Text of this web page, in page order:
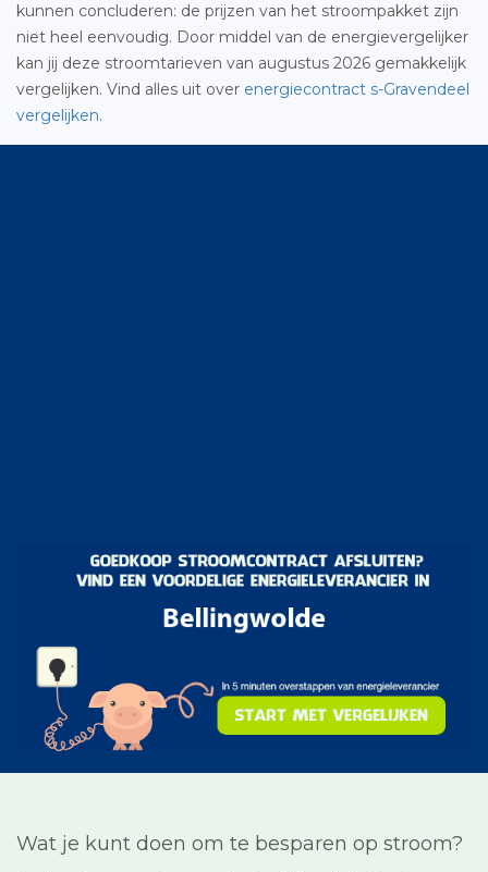
kunnen concluderen: de prijzen van het stroompakket zijn
niet heel eenvoudig. Door middel van de energievergelijker
kan jij deze stroomtarieven van augustus 2026 gemakkelijk
vergelijken. Vind alles uit over energiecontract s-Gravendeel
vergelijken.
Wat je kunt doen om te besparen op stroom?